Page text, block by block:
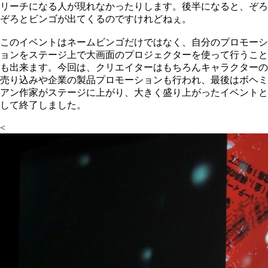
リーチになる人が現れなかったりします。後半になると、ぞろ
ぞろとビンゴが出てくるのですけれどねぇ。
このイベントはネームビンゴだけではなく、自分のプロモーシ
ョンをステージ上で大画面のプロジェクターを使って行うこと
も出来ます。今回は、クリエイターはもちろんキャラクターの
売り込みや企業の製品プロモーションも行われ、最後はボヘミ
アン作家がステージに上がり、大きく盛り上がったイベントと
して終了しました。
<